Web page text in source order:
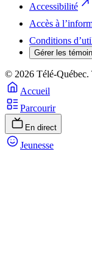
Accessibilité
Accès à
Conditions
Gérer les
© 2026 Télé-Québec.
Accueil
Parcourir
En direct
Jeunesse